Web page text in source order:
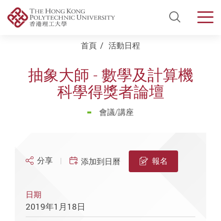
Open
首頁 活動日程
抽象大師 - 數學及計算機
科學得獎者論壇
會議/講座
分享 添加到日曆 報名
日期
2019年1月18日